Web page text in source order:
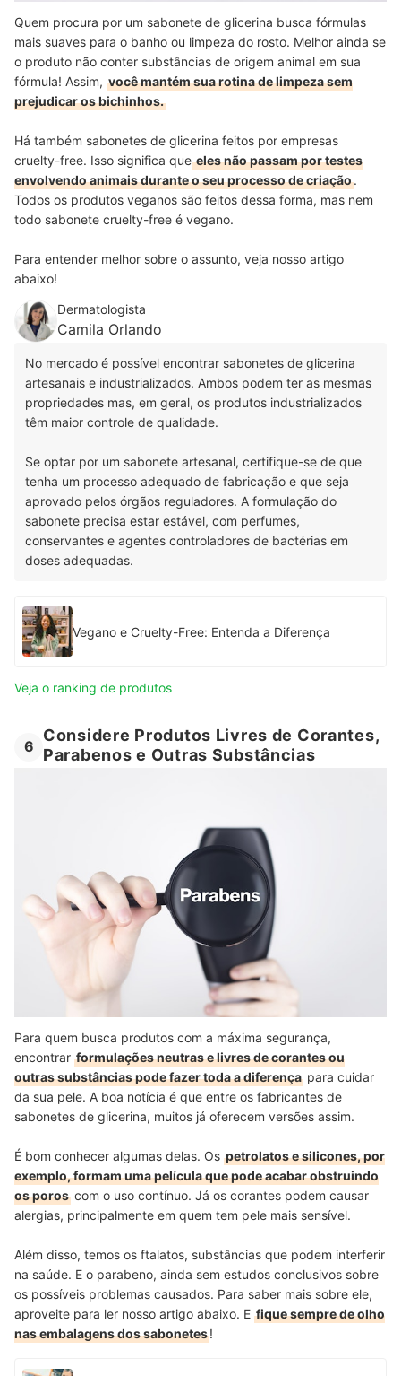
Quem procura por um sabonete de glicerina busca fórmulas
mais suaves para o banho ou limpeza do rosto. Melhor ainda se
o produto não conter substâncias de origem animal em sua
fórmula! Assim, você mantém sua rotina de limpeza sem
prejudicar os bichinhos.
Há também sabonetes de glicerina feitos por empresas
cruelty-free. Isso significa queeles não passam por testes
envolvendo animais durante o seu processo de criação.
Todos os produtos veganos são feitos dessa forma, mas nem
todo sabonete cruelty-free é vegano.
Para entender melhor sobre o assunto, veja nosso artigo
abaixo!
Dermatologista
Camila Orlando
No mercado é possível encontrar sabonetes de glicerina
artesanais e industrializados. Ambos podem ter as mesmas
propriedades mas, em geral, os produtos industrializados
têm maior controle de qualidade.
Se optar por um sabonete artesanal, certifique-se de que
tenha um processo adequado de fabricação e que seja
aprovado pelos órgãos reguladores. A formulação do
sabonete precisa estar estável, com perfumes,
conservantes e agentes controladores de bactérias em
doses adequadas.
Vegano e Cruelty-Free: Entenda a Diferença
Veja o ranking de produtos
6
Considere Produtos Livres de Corantes,
Parabenos e Outras Substâncias
Para quem busca produtos com a máxima segurança,
encontrar formulações neutras e livres de corantes ou
outras substâncias pode fazer toda a diferença para cuidar
da sua pele. A boa notícia é que entre os fabricantes de
sabonetes de glicerina, muitos já oferecem versões assim.
É bom conhecer algumas delas. Os petrolatos e silicones, por
exemplo, formam uma película que pode acabar obstruindo
os poros com o uso contínuo. Já os corantes podem causar
alergias, principalmente em quem tem pele mais sensível.
Além disso, temos os ftalatos, substâncias que podem interferir
na saúde. E o parabeno, ainda sem estudos conclusivos sobre
os possíveis problemas causados. Para saber mais sobre ele,
aproveite para ler nosso artigo abaixo. E fique sempre de olho
nas embalagens dos sabonetes!